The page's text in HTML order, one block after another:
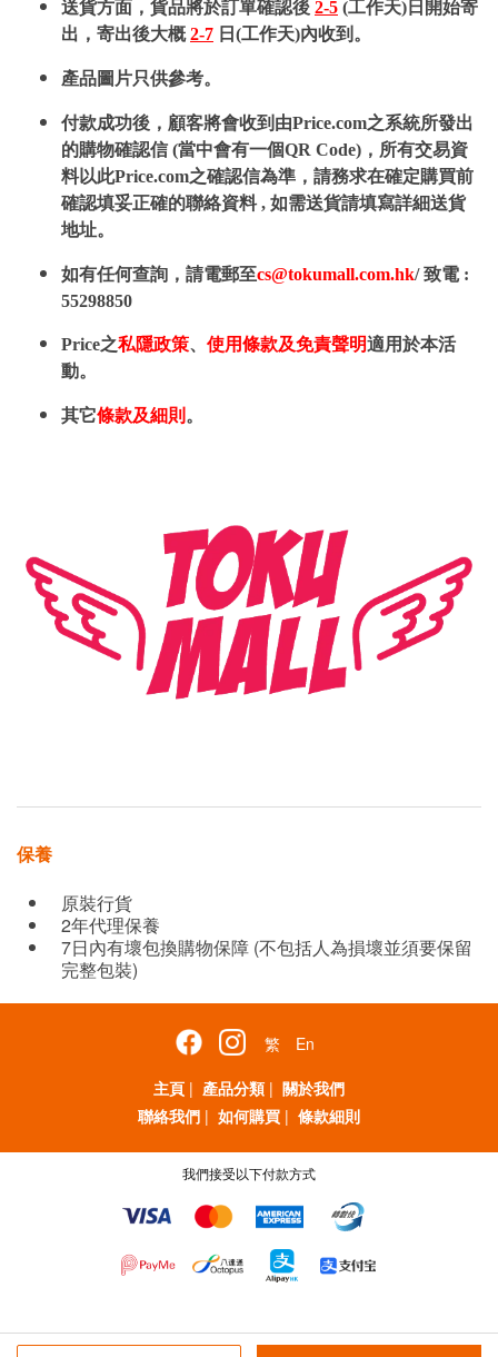
送貨方面，貨品將於訂單確認後 2-5 (工作天)日開始寄
出，寄出後大概2-7 日(工作天)內收到。
產品圖片只供參考。
付款成功後，顧客將會收到由Price.com之系統所發出
的購物確認信 (當中會有一個QR Code)，所有交易資
料以此Price.com之確認信為準，請務求在確定購買前
確認填妥正確的聯絡資料 , 如需送貨請填寫詳細送貨
地址。
如有任何查詢，請電郵至cs@tokumall.com.hk/ 致電 :
55298850
Price之私隱政策、 使用條款及免責聲明適用於本活
動。
其它條款及細則 。
保養
原裝行貨
2年代理保養
7日內有壞包換購物保障 (不包括人為損壞並須要保留
完整包裝)
繁
En
主頁 | 產品分類 | 關於我們
聯絡我們 | 如何購買 | 條款細則
我們接受以下付款方式